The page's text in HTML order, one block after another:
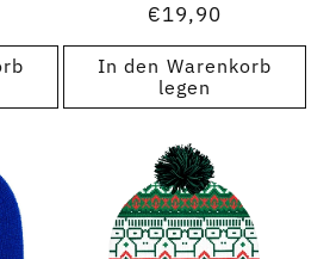
Normaler
Preis
€19,90
In den Warenkorb
legen